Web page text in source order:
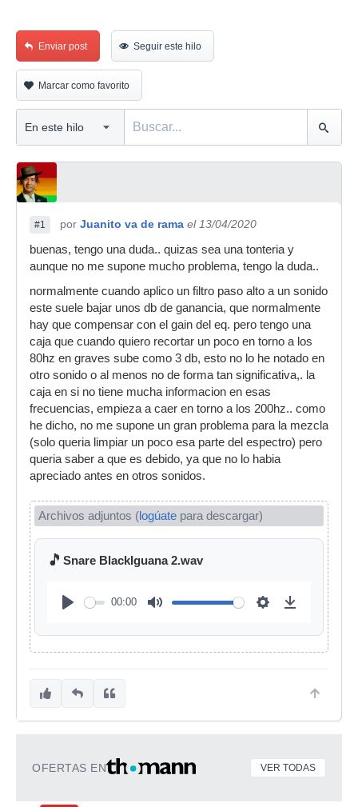
Enviar post Seguir este hilo
Marcar como favorito
#1 por Juanito va de rama el 13/04/2020
buenas, tengo una duda.. quizas sea una tonteria y
aunque no me supone mucho problema, tengo la duda..
normalmente cuando aplico un filtro paso alto a un sonido
este suele bajar unos db de ganancia, que normalmente
hay que compensar con el gain del eq. pero tengo una
caja que cuando quiero recortar un poco en torno a los
80hz en graves sube como 3 db, esto no lo he notado en
otro sonido o al menos no de forma tan significativa,. la
caja en si no tiene mucha informacion en esas
frecuencias, empieza a caer en torno a los 200hz.. como
he dicho, no me supone un gran problema para la mezcla
(solo queria limpiar un poco esa parte del espectro) pero
queria saber a que es debido, ya que no lo habia
apreciado antes en otros sonidos.
Archivos adjuntos (logúate para descargar)
🎵 Snare BlackIguana 2.wav
00:00
OFERTAS EN VER TODAS